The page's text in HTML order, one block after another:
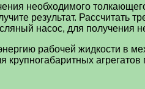
необходимого
результат. Рассчитать
насос, для получения
рабочей жидкости в